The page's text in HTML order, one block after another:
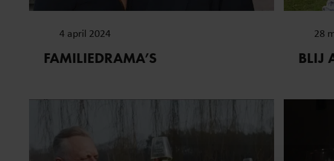
4 april 2024
FAMILIEDRAMA’S
28
BLIJ